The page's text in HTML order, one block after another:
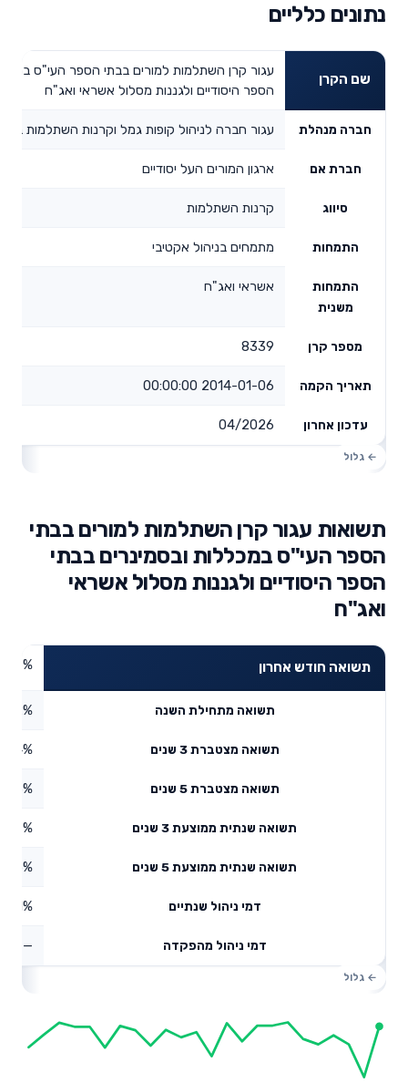
נתונים כלליים
שם הקרן
עגור קרן השתלמות למורים בבתי הספר העי"ס
הספר היסודיים ולגננות מסלול אשראי ואג"ח
חברה מנהלת עגור חברה לניהול קופות גמל וקרנות השתלמות
חברת אם ארגון המורים העל יסודיים
סיווג קרנות השתלמות
התמחות מתמחים בניהול אקטיבי
התמחות
משנית
אשראי ואג"ח
מספר קרן 8339
תאריך הקמה 2014-01-06 00:00:00
עדכון אחרון 04/2026
תשואות עגור קרן השתלמות למורים בבתי
הספר העי"ס במכללות ובסמינרים בבתי
הספר היסודיים ולגננות מסלול אשראי
ואג"ח
תשואה חודש אחרון 0.6%
תשואה מתחילת השנה
תשואה מצטברת 3 שנים
תשואה מצטברת 5 שנים
תשואה שנתית ממוצעת 3 שנים 4.17%
תשואה שנתית ממוצעת 5 שנים
דמי ניהול שנתיים
דמי ניהול מהפקדה —